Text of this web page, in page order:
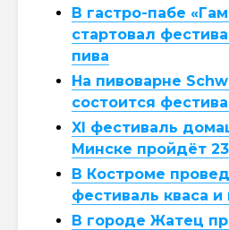
В гастро-пабе
стартовал
пива
На пивоварне
состоится
XI фестиваль
Минске пройдёт
В Костроме
фестиваль кваса и
В городе Жатец